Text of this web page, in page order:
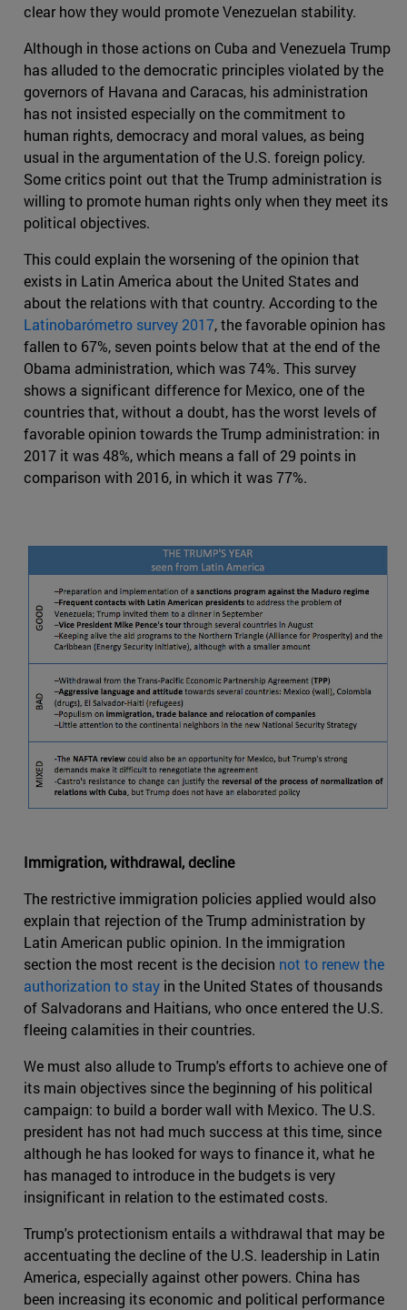
clear how they would promote Venezuelan stability.
Although in those actions on Cuba and Venezuela Trump
has alluded to the democratic principles violated by the
governors of Havana and Caracas, his administration
has not insisted especially on the commitment to
human rights, democracy and moral values, as being
usual in the argumentation of the U.S. foreign policy.
Some critics point out that the Trump administration is
willing to promote human rights only when they meet its
political objectives.
This could explain the worsening of the opinion that
exists in Latin America about the United States and
about the relations with that country. According to the
Latinobarómetro survey 2017, the favorable opinion has
fallen to 67%, seven points below that at the end of the
Obama administration, which was 74%. This survey
shows a significant difference for Mexico, one of the
countries that, without a doubt, has the worst levels of
favorable opinion towards the Trump administration: in
2017 it was 48%, which means a fall of 29 points in
comparison with 2016, in which it was 77%.
Immigration, withdrawal, decline
The restrictive immigration policies applied would also
explain that rejection of the Trump administration by
Latin American public opinion. In the immigration
section the most recent is the decision not to renew the
authorization to stay in the United States of thousands
of Salvadorans and Haitians, who once entered the U.S.
fleeing calamities in their countries.
We must also allude to Trump's efforts to achieve one of
its main objectives since the beginning of his political
campaign: to build a border wall with Mexico. The U.S.
president has not had much success at this time, since
although he has looked for ways to finance it, what he
has managed to introduce in the budgets is very
insignificant in relation to the estimated costs.
Trump's protectionism entails a withdrawal that may be
accentuating the decline of the U.S. leadership in Latin
America, especially against other powers. China has
been increasing its economic and political performance